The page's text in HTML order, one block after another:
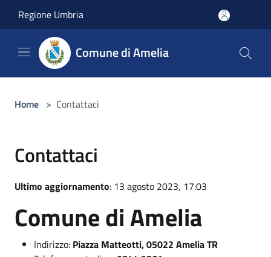
Regione Umbria
Comune di Amelia
Home > Contattaci
Contattaci
Ultimo aggiornamento: 13 agosto 2023, 17:03
Comune di Amelia
Indirizzo: Piazza Matteotti, 05022 Amelia TR